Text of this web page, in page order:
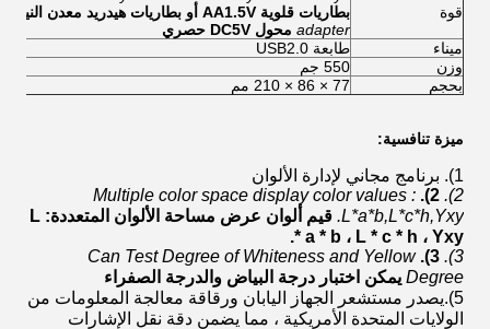
قوة
بطاريات قلوية AA1.5V أو بطاريات هيدريد معدن النيكل ؛
adapter محول DC5V حصري
ميناء
طابعة USB2.0
وزن
550 جم
بحجم
77 × 86 × 210 مم
ميزة تنافسية:
1).
برنامج مجاني لإدارة الألوان
2).
2).
Multiple color space display color values :
L*a*b,L*c*h,Yxy.
قيم ألوان عرض مساحة الألوان المتعددة: L
* a * b ، L * c * h ، Yxy.
3).
3).
Can Test Degree of Whiteness and Yellow
Degree يمكن اختبار درجة البياض والدرجة الصفراء
5). يصدر مستشعر الجهاز اليابان ورقاقة معالجة المعلومات من
الولايات المتحدة الأمريكية ، مما يضمن دقة نقل الإشارات